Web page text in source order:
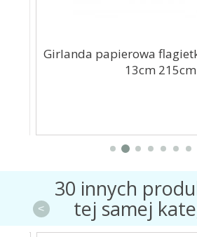
Girlanda papierowa
13cm 215cm
30 innych
tej samej
<